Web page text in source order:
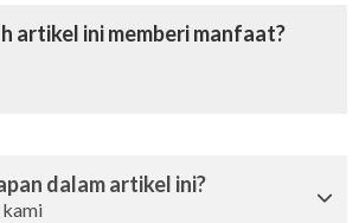
artikel ini memberi manfaat?
dalam artikel ini?
kami